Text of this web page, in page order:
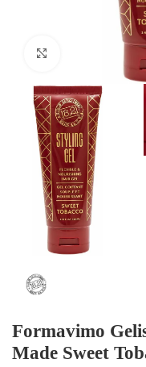
Spustelėkite
Formavimo
Made Sweet